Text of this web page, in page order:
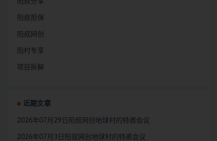
阳叔担保
阳叔网创
阳村专享
项目拆解
近期文章
2026年07月29日阳叔网创地球村的特邀会议
2026年07月3日阳叔网创地球村的特邀会议